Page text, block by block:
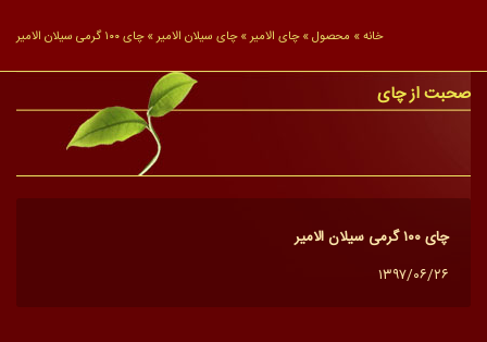
خانه» محصول»چای الامیر»چای سیلان الامیر»چای ۱۰۰ گرمی سیلان الامیر
صحبت از چای
چای ۱۰۰ گرمی سیلان الامیر
۱۳۹۷/۰۶/۲۶